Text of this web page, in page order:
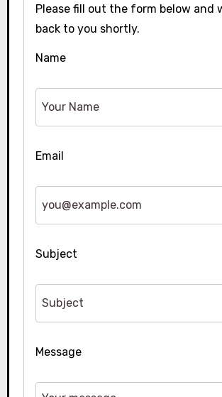
Please fill out the form below and
back to you shortly.
Name
Email
Subject
Message